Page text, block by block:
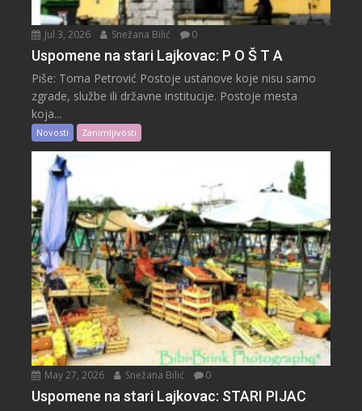
Jul 3, 2026 Snežana Bilić 0
Uspomene na stari Lajkovac: P O Š T A
Piše: Toma Petrović Postoje ustanove koje nisu samo
zgrade, službe ili državne institucije. Postoje mesta
koja...
Novosti Zanimljivosti
May 27, 2026 Snežana Bilić 0
Uspomene na stari Lajkovac: STARI PIJAC